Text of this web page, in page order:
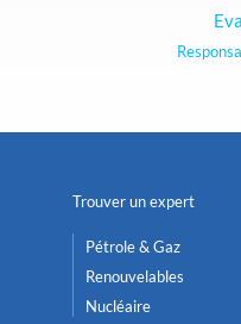
Trouver un expert
Pétrole & Gaz
Renouvelables
Nucléaire